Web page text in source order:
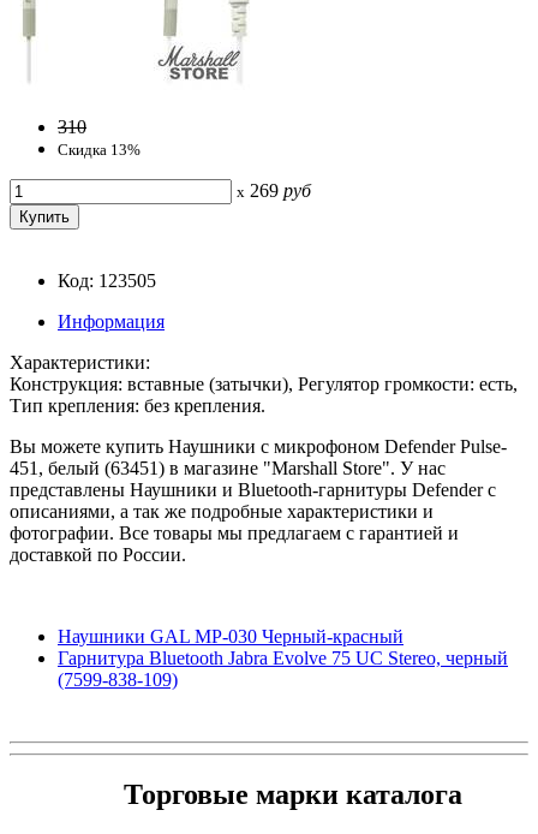
310
Скидка 13%
x 269 руб
Код: 123505
Информация
Характеристики:
Конструкция: вставные (затычки), Регулятор громкости: есть,
Тип крепления: без крепления.
Вы можете купить Наушники с микрофоном Defender Pulse-
451, белый (63451) в магазине "Marshall Store". У нас
представлены Наушники и Bluetooth-гарнитуры Defender с
описаниями, а так же подробные характеристики и
фотографии. Все товары мы предлагаем с гарантией и
доставкой по России.
Наушники GAL MP-030 Черный-красный
Гарнитура Bluetooth Jabra Evolve 75 UC Stereo, черный
(7599-838-109)
Торговые марки каталога